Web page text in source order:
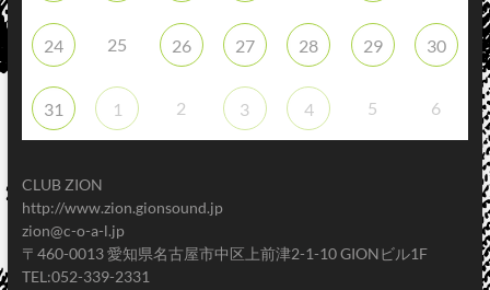
24 25 26 27 28 29 30
31 1 2 3 4 5 6
CLUB ZION
http://www.zion.gionsound.jp
zion@c-o-a-l.jp
〒460-0013 愛知県名古屋市中区上前津2-1-10 GIONビル1F
TEL:052-339-2331